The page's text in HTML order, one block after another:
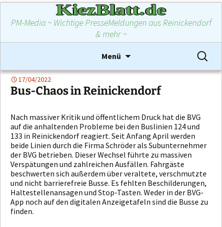
KiezBlatt.de
PM-Media ~ Wichtige PresseMeldungen aus Reinickendorf
& mehr ~
Menü
springen
Suchen
nach:
17/04/2022
Bus-Chaos in Reinickendorf
Nach massiver Kritik und öffentlichem Druck hat die BVG
auf die anhaltenden Probleme bei den Buslinien 124 und
133 in Reinickendorf reagiert. Seit Anfang April werden
beide Linien durch die Firma Schröder als Subunternehmer
der BVG betrieben. Dieser Wechsel führte zu massiven
Verspätungen und zahlreichen Ausfällen. Fahrgäste
beschwerten sich außerdem über veraltete, verschmutzte
und nicht barrierefreie Busse. Es fehlten Beschilderungen,
Haltestellenansagen und Stop-Tasten. Weder in der BVG-
App noch auf den digitalen Anzeigetafeln sind die Busse zu
finden.